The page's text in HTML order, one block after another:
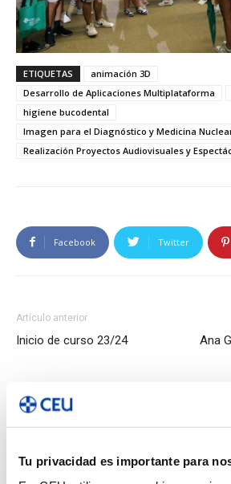
Tu privacidad es importante para
ETIQUETAS
animación 3D
Desarrollo de Aplicaciones Multiplataforma
higiene bucodental
Imagen para el Diagnóstico y Medicina
Realización Proyectos Audiovisuales y
Facebook Twitter
Artículo anterior
Inicio de curso 23/24
Ana
Artículos relacionados
campus